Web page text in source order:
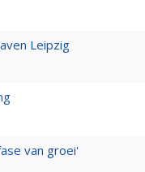
Leipzig
van groei'